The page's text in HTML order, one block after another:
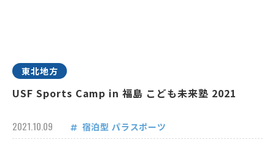
東北地方
USF Sports Camp in 福島 こども未来塾 2021
2021.10.09 宿泊型 パラスポーツ